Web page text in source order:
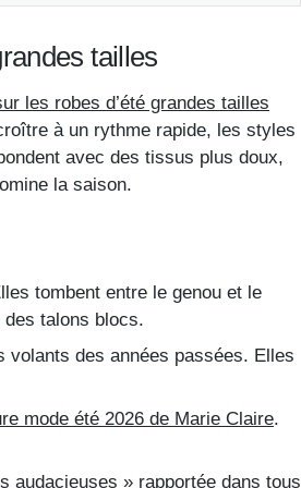
tailles
les robes d’été grandes tailles
à un rythme rapide, les styles
avec des tissus plus doux,
la saison.
tombent entre le genou et le
talons blocs.
des années passées. Elles
mode été 2026 de Marie Claire.
» rapportée dans tous